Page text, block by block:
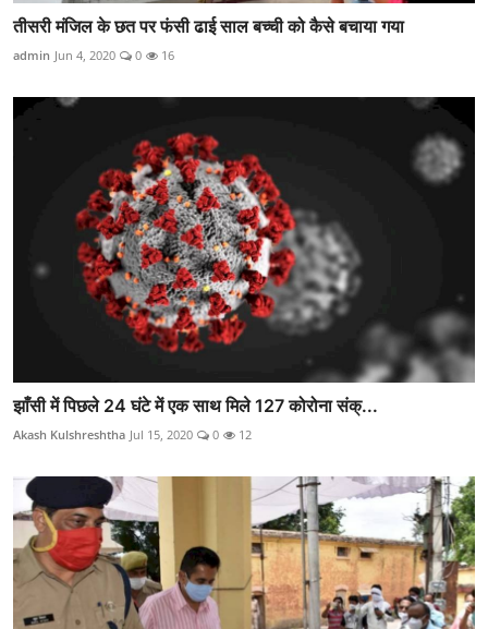
तीसरी मंजिल के छत पर फंसी ढाई साल बच्ची को कैसे बचाया गया
admin Jun 4, 2020 0 16
झाँसी में पिछले 24 घंटे में एक साथ मिले 127 कोरोना संक्...
Akash Kulshreshtha Jul 15, 2020 0 12